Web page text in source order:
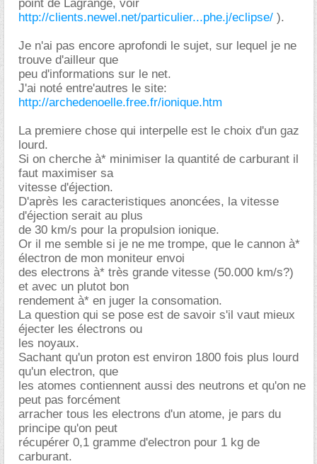
point de Lagrange, voir
http://clients.newel.net/particulier...phe.j/eclipse/ ).
Je n'ai pas encore aprofondi le sujet, sur lequel je ne
trouve d'ailleur que
peu d'informations sur le net.
J'ai noté entre'autres le site:
http://archedenoelle.free.fr/ionique.htm
La premiere chose qui interpelle est le choix d'un gaz
lourd.
Si on cherche à* minimiser la quantité de carburant il
faut maximiser sa
vitesse d'éjection.
D'après les caracteristiques anoncées, la vitesse
d'éjection serait au plus
de 30 km/s pour la propulsion ionique.
Or il me semble si je ne me trompe, que le cannon à*
électron de mon moniteur envoi
des electrons à* très grande vitesse (50.000 km/s?)
et avec un plutot bon
rendement à* en juger la consomation.
La question qui se pose est de savoir s'il vaut mieux
éjecter les électrons ou
les noyaux.
Sachant qu'un proton est environ 1800 fois plus lourd
qu'un electron, que
les atomes contiennent aussi des neutrons et qu'on ne
peut pas forcément
arracher tous les electrons d'un atome, je pars du
principe qu'on peut
récupérer 0,1 gramme d'electron pour 1 kg de
carburant.